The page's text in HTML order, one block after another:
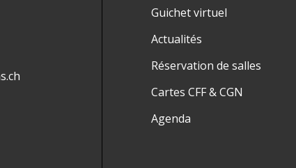
Guichet virtuel
Actualités
Réservation de salles
Cartes CFF & CGN
Agenda